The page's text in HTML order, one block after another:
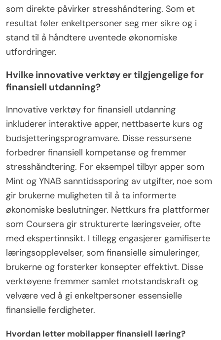
som direkte påvirker stresshåndtering. Som et
resultat føler enkeltpersoner seg mer sikre og i
stand til å håndtere uventede økonomiske
utfordringer.
Hvilke innovative verktøy er tilgjengelige for
finansiell utdanning?
Innovative verktøy for finansiell utdanning
inkluderer interaktive apper, nettbaserte kurs og
budsjetteringsprogramvare. Disse ressursene
forbedrer finansiell kompetanse og fremmer
stresshåndtering. For eksempel tilbyr apper som
Mint og YNAB sanntidssporing av utgifter, noe som
gir brukerne muligheten til å ta informerte
økonomiske beslutninger. Nettkurs fra plattformer
som Coursera gir strukturerte læringsveier, ofte
med ekspertinnsikt. I tillegg engasjerer gamifiserte
læringsopplevelser, som finansielle simuleringer,
brukerne og forsterker konsepter effektivt. Disse
verktøyene fremmer samlet motstandskraft og
velvære ved å gi enkeltpersoner essensielle
finansielle ferdigheter.
Hvordan letter mobilapper finansiell læring?